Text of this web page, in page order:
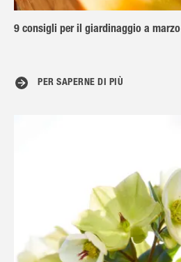
9 consigli per il giardinaggio a marzo
PER SAPERNE DI PIÙ